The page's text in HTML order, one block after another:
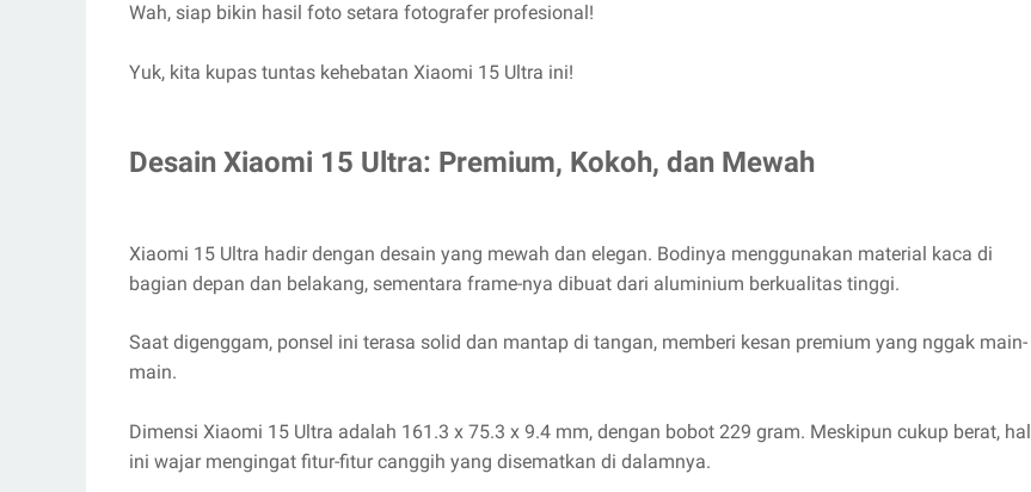
Wah, siap bikin hasil foto setara fotografer profesional!
Yuk, kita kupas tuntas kehebatan Xiaomi 15 Ultra ini!
Desain Xiaomi 15 Ultra: Premium, Kokoh, dan Mewah
Xiaomi 15 Ultra hadir dengan desain yang mewah dan elegan. Bodinya menggunakan material kaca di
bagian depan dan belakang, sementara frame-nya dibuat dari aluminium berkualitas tinggi.
Saat digenggam, ponsel ini terasa solid dan mantap di tangan, memberi kesan premium yang nggak main-
main.
Dimensi Xiaomi 15 Ultra adalah 161.3 x 75.3 x 9.4 mm, dengan bobot 229 gram. Meskipun cukup berat, hal
ini wajar mengingat fitur-fitur canggih yang disematkan di dalamnya.